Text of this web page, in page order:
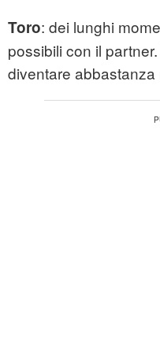
Toro: dei lunghi
possibili con il
diventare abbastanza